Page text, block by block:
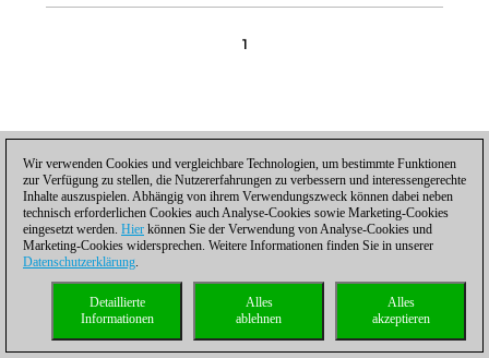
1
Datenschutzhinweis| Impressum|Kontakt| Cookies Management|Lizenzen|
Compliance Hotline|Home
© 2017 ChessBase GmbH | Osterbekstraße 90a | 22083 Hamburg | Deutschland
coldest news
Wir verwenden Cookies und vergleichbare Technologien, um bestimmte Funktionen
zur Verfügung zu stellen, die Nutzererfahrungen zu verbessern und interessengerechte
Inhalte auszuspielen. Abhängig von ihrem Verwendungszweck können dabei neben
technisch erforderlichen Cookies auch Analyse-Cookies sowie Marketing-Cookies
eingesetzt werden. Hier können Sie der Verwendung von Analyse-Cookies und
Marketing-Cookies widersprechen. Weitere Informationen finden Sie in unserer
Datenschutzerklärung.
Alles
akzeptieren
Alles
ablehnen
Detaillierte
Informationen